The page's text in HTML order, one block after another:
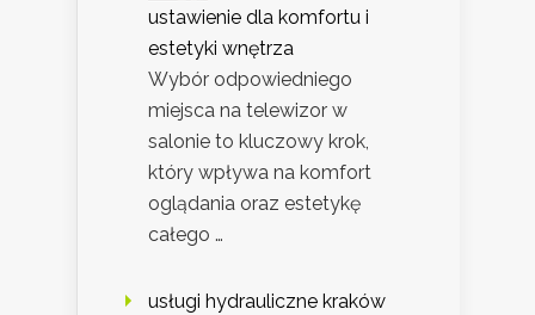
ustawienie dla komfortu i
estetyki wnętrza
Wybór odpowiedniego
miejsca na telewizor w
salonie to kluczowy krok,
który wpływa na komfort
oglądania oraz estetykę
całego …
usługi hydrauliczne kraków